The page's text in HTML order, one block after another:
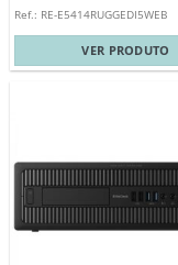
Ref.: RE-E5414RUGGEDI5WEB
VER PRODUTO